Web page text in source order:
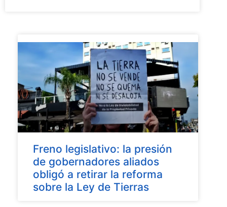
Freno legislativo: la presión
de gobernadores aliados
obligó a retirar la reforma
sobre la Ley de Tierras